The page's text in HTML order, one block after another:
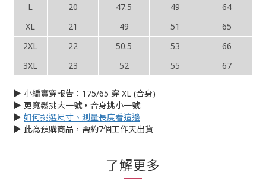
L
20 47.5 49
64
XL
21 49 51
65
2XL
22 50.5 53
66
3XL
23 52 55 67
▶︎ 小編實穿報告：175/65 穿 XL (合身)
▶︎ 更寬鬆挑大一號，合身挑小一號
▶︎ 如何挑選尺寸、測量長度看這邊
▶︎ 此為預購商品，需約7個工作天出貨
了解更多